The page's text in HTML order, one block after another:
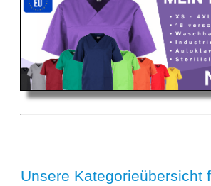
Unsere Kategorieübersicht